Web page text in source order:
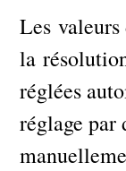
Les
la
réglées
réglage par